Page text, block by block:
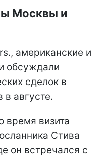
Москвы и
американские и
обсуждали
сделок в
в августе.
время визита
Стива
он встречался с